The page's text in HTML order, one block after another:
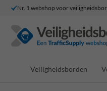
Nr. 1 webshop voor
Veiligheidsborden